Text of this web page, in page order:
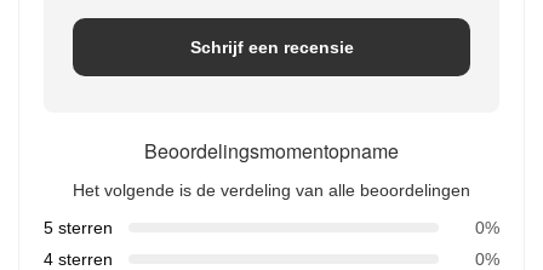
Schrijf een recensie
Beoordelingsmomentopname
Het volgende is de verdeling van alle beoordelingen
5 sterren
0%
4 sterren
0%